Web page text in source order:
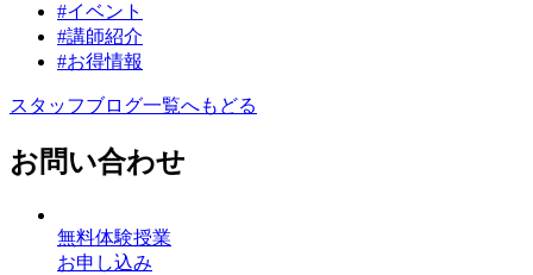
#イベント
#講師紹介
#お得情報
スタッフブログ一覧へもどる
お問い合わせ
無料体験授業
お申し込み